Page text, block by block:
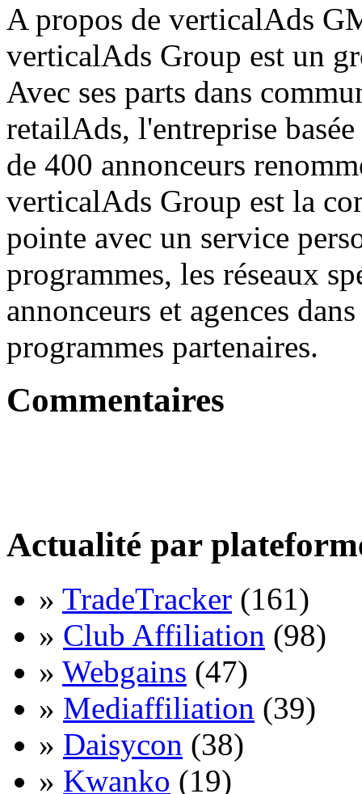
A propos de verticalAds
verticalAds Group est un
Avec ses parts dans
retailAds, l'entreprise
de 400 annonceurs
verticalAds Group est la
pointe avec un service
programmes, les réseaux
annonceurs et agences
programmes partenaires.
Commentaires
Actualité par
» TradeTracker (161)
» Club Affiliation (98)
» Webgains (47)
» Mediaffiliation (39)
» Daisycon (38)
» Kwanko (19)